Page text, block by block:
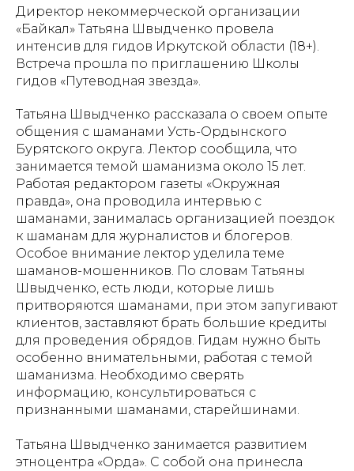
Директор некоммерческой организации
«Байкал» Татьяна Швыдченко провела
интенсив для гидов Иркутской области (18+).
Встреча прошла по приглашению Школы
гидов «Путеводная звезда».
Татьяна Швыдченко рассказала о своем опыте
общения с шаманами Усть-Ордынского
Бурятского округа. Лектор сообщила, что
занимается темой шаманизма около 15 лет.
Работая редактором газеты «Окружная
правда», она проводила интервью с
шаманами, занималась организацией поездок
к шаманам для журналистов и блогеров.
Особое внимание лектор уделила теме
шаманов-мошенников. По словам Татьяны
Швыдченко, есть люди, которые лишь
притворяются шаманами, при этом запугивают
клиентов, заставляют брать большие кредиты
для проведения обрядов. Гидам нужно быть
особенно внимательными, работая с темой
шаманизма. Необходимо сверять
информацию, консультироваться с
признанными шаманами, старейшинами.
Татьяна Швыдченко занимается развитием
этноцентра «Орда». С собой она принесла